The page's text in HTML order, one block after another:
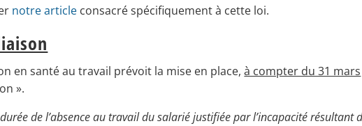
notre article consacré spécifiquement à cette loi.
en santé au travail prévoit la mise en place,à compter du 31 mars
».
de l’absence au travail du salarié justifiée par l’incapacité résultant